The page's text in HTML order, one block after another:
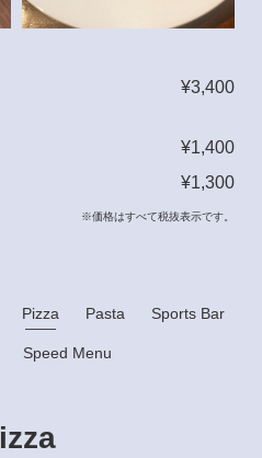
¥3,400
¥1,400
¥1,300
※価格はすべて税抜表示です。
Pizza Pasta Sports Bar
Speed Menu